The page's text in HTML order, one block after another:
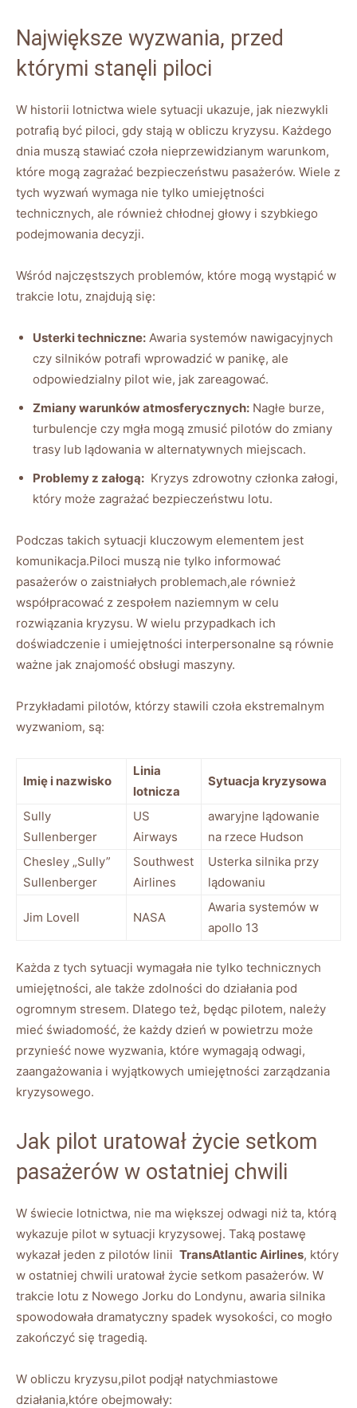
Największe wyzwania, przed
którymi stanęli piloci
W historii⁤ lotnictwa wiele sytuacji ukazuje, jak ⁤niezwykli
‌potrafią być piloci, gdy stają w obliczu kryzysu. Każdego
dnia muszą​ stawiać czoła ⁤nieprzewidzianym warunkom,
które mogą zagrażać bezpieczeństwu ⁢pasażerów. ​Wiele ​z
tych wyzwań wymaga ‍nie tylko umiejętności
technicznych, ale również ‍chłodnej głowy⁢ i szybkiego
‌podejmowania decyzji.
Wśród najczęstszych‍ problemów, które‍ mogą wystąpić w
trakcie​ lotu, znajdują ​się:
Usterki techniczne: Awaria systemów​ nawigacyjnych
czy silników potrafi wprowadzić ⁢w​ panikę, ale
odpowiedzialny pilot wie,⁢ jak zareagować.
Zmiany⁤ warunków‍ atmosferycznych: Nagłe burze,​
turbulencje czy mgła mogą zmusić pilotów do zmiany
trasy​ lub‍ lądowania w ​alternatywnych miejscach.
Problemy z załogą: ⁤ Kryzys zdrowotny członka załogi,
⁤który może zagrażać bezpieczeństwu lotu.
Podczas takich sytuacji‌ kluczowym elementem jest
komunikacja.Piloci muszą nie​ tylko ‌informować‌
pasażerów o zaistniałych problemach,ale również
współpracować z zespołem naziemnym w ‍celu
rozwiązania ⁢kryzysu. W wielu ​przypadkach ‌ich
⁤doświadczenie i umiejętności interpersonalne są ⁢równie
ważne jak znajomość ‌obsługi maszyny.
Przykładami pilotów, którzy ‌stawili czoła ekstremalnym
wyzwaniom, są:
Imię i nazwisko
Linia
lotnicza
Sytuacja kryzysowa
Sully
Sullenberger
US
Airways
awaryjne ⁢lądowanie
na rzece Hudson
Chesley „Sully”
⁢Sullenberger
Southwest
⁤Airlines
Usterka silnika ⁤przy
lądowaniu
Jim Lovell NASA
Awaria systemów w
apollo 13
Każda​ z tych sytuacji wymagała ⁣nie ⁤tylko technicznych
umiejętności, ⁤ale także ‍zdolności do działania pod
⁢ogromnym stresem. Dlatego też, będąc​ pilotem,‍ należy
mieć świadomość, ‌że każdy‌ dzień ‌w powietrzu⁣ może
przynieść⁢ nowe ⁤wyzwania, które wymagają odwagi,
zaangażowania i wyjątkowych umiejętności zarządzania
kryzysowego.
Jak ‌pilot uratował życie setkom
pasażerów w ostatniej chwili
W świecie lotnictwa, nie ma większej odwagi niż ta, którą
wykazuje pilot w ​sytuacji kryzysowej. Taką postawę
‍wykazał ‌jeden⁤ z ‌pilotów ‌linii ⁢ TransAtlantic Airlines, który
w ostatniej chwili uratował życie setkom​ pasażerów. W
⁢trakcie lotu z Nowego Jorku do⁤ Londynu, awaria silnika ​
spowodowała​ dramatyczny spadek ⁣wysokości, co mogło
zakończyć⁣ się tragedią.
W ⁢obliczu kryzysu,pilot podjął‌ natychmiastowe ​
działania,które obejmowały: